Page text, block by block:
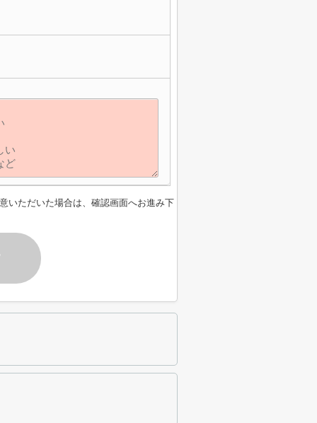
いただいた場合は、確認画面へお進み下